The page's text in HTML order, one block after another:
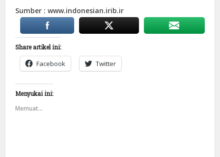
Sumber : www.indonesian.irib.ir
Share artikel ini:
Facebook Twitter
Menyukai ini:
Memuat...